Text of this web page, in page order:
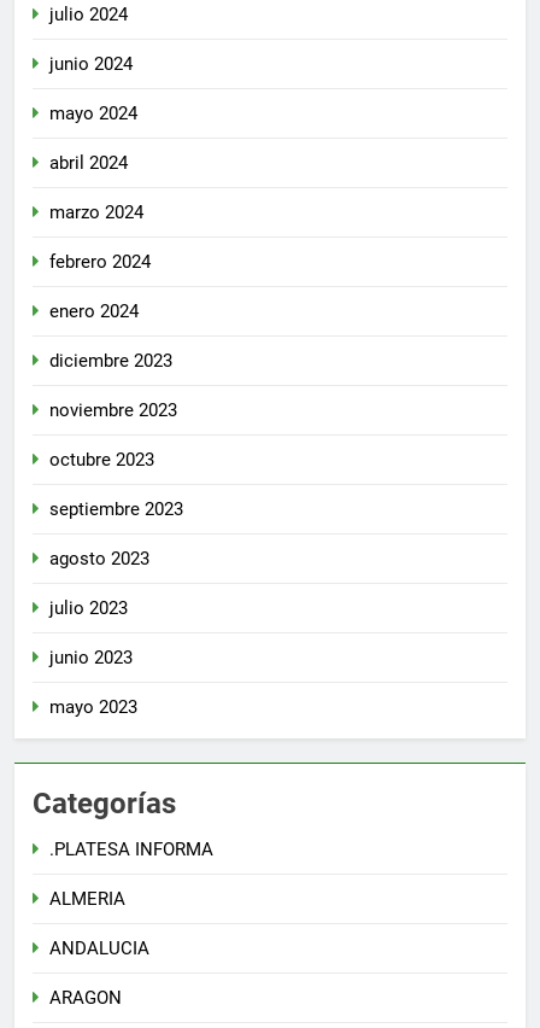
julio 2024
junio 2024
mayo 2024
abril 2024
marzo 2024
febrero 2024
enero 2024
diciembre 2023
noviembre 2023
octubre 2023
septiembre 2023
agosto 2023
julio 2023
junio 2023
mayo 2023
Categorías
.PLATESA INFORMA
ALMERIA
ANDALUCIA
ARAGON